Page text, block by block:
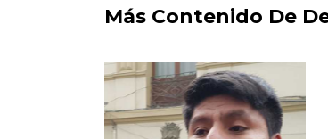
Más Contenido De